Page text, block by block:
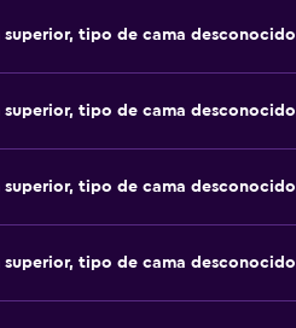
superior, tipo de cama desconocido
superior, tipo de cama desconocido
superior, tipo de cama desconocido
superior, tipo de cama desconocido